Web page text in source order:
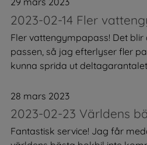
2023-02-14 Fler
Fler vattengympapass! Det
passen, så jag efterlyser fler
kunna sprida ut
28 mars 2023
2023-02-23 Världens
Fantastisk service! Jag får